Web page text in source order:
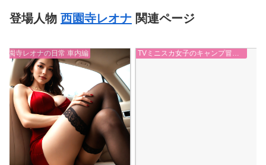
登場人物 西園寺レオナ 関連ページ
西園寺レオナの日常 車内編 TVミニスカ女子のキャンプ冒険記